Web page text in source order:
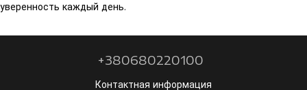
уверенность каждый день.
+380680220100
Контактная информация